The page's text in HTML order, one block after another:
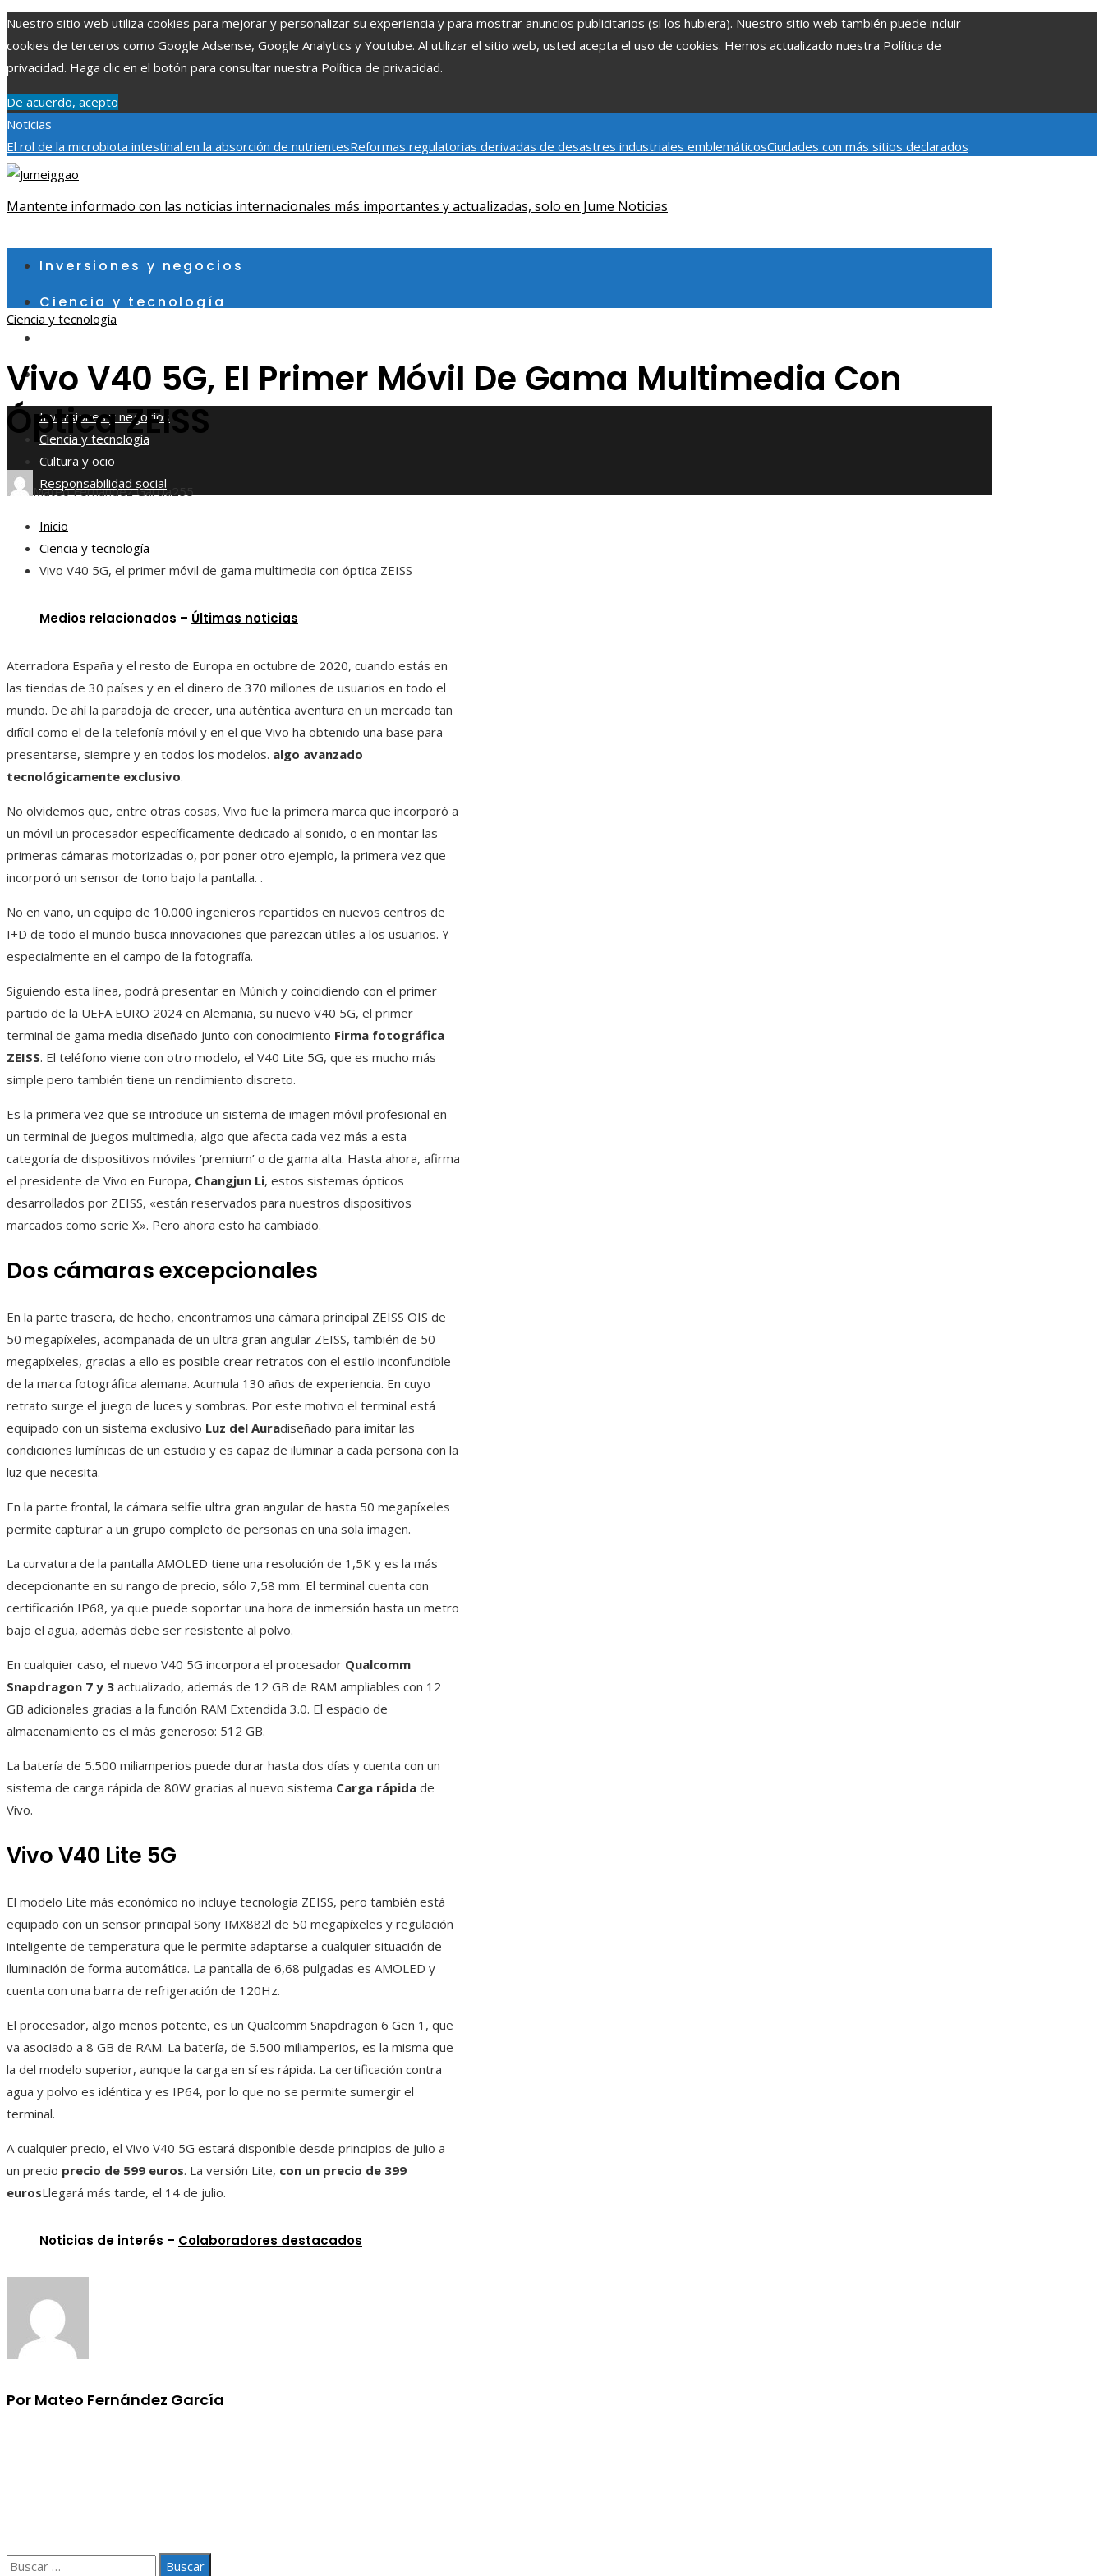
Nuestro sitio web utiliza cookies para mejorar y personalizar su experiencia y para mostrar anuncios publicitarios (si los hubiera). Nuestro sitio web también puede incluir
cookies de terceros como Google Adsense, Google Analytics y Youtube. Al utilizar el sitio web, usted acepta el uso de cookies. Hemos actualizado nuestra Política de
privacidad. Haga clic en el botón para consultar nuestra Política de privacidad.
De acuerdo, acepto
Noticias
El rol de la microbiota intestinal en la absorción de nutrientesReformas regulatorias derivadas de desastres industriales emblemáticosCiudades con más sitios declarados
Patrimonio de la Humanidad y su importancia
sábado, agosto 8
Mantente informado con las noticias internacionales más importantes y actualizadas, solo en Jume Noticias
Inversiones y negocios
Ciencia y tecnología
Responsabilidad social
Inversiones y negocios
Ciencia y tecnología
Cultura y ocio
Responsabilidad social
Ciencia y tecnología
Vivo V40 5G, El Primer Móvil De Gama Multimedia Con
Óptica ZEISS
Mateo Fernández García255
Inicio
Ciencia y tecnología
Vivo V40 5G, el primer móvil de gama multimedia con óptica ZEISS
Medios relacionados – Últimas noticias
Aterradora España y el resto de Europa en octubre de 2020, cuando estás en
las tiendas de 30 países y en el dinero de 370 millones de usuarios en todo el
mundo. De ahí la paradoja de crecer, una auténtica aventura en un mercado tan
difícil como el de la telefonía móvil y en el que Vivo ha obtenido una base para
presentarse, siempre y en todos los modelos. algo avanzado
tecnológicamente exclusivo.
No olvidemos que, entre otras cosas, Vivo fue la primera marca que incorporó a
un móvil un procesador específicamente dedicado al sonido, o en montar las
primeras cámaras motorizadas o, por poner otro ejemplo, la primera vez que
incorporó un sensor de tono bajo la pantalla. .
No en vano, un equipo de 10.000 ingenieros repartidos en nuevos centros de
I+D de todo el mundo busca innovaciones que parezcan útiles a los usuarios. Y
especialmente en el campo de la fotografía.
Siguiendo esta línea, podrá presentar en Múnich y coincidiendo con el primer
partido de la UEFA EURO 2024 en Alemania, su nuevo V40 5G, el primer
terminal de gama media diseñado junto con conocimiento Firma fotográfica
ZEISS. El teléfono viene con otro modelo, el V40 Lite 5G, que es mucho más
simple pero también tiene un rendimiento discreto.
Es la primera vez que se introduce un sistema de imagen móvil profesional en
un terminal de juegos multimedia, algo que afecta cada vez más a esta
categoría de dispositivos móviles ‘premium’ o de gama alta. Hasta ahora, afirma
el presidente de Vivo en Europa, Changjun Li, estos sistemas ópticos
desarrollados por ZEISS, «están reservados para nuestros dispositivos
marcados como serie X». Pero ahora esto ha cambiado.
Dos cámaras excepcionales
En la parte trasera, de hecho, encontramos una cámara principal ZEISS OIS de
50 megapíxeles, acompañada de un ultra gran angular ZEISS, también de 50
megapíxeles, gracias a ello es posible crear retratos con el estilo inconfundible
de la marca fotográfica alemana. Acumula 130 años de experiencia. En cuyo
retrato surge el juego de luces y sombras. Por este motivo el terminal está
equipado con un sistema exclusivo Luz del Auradiseñado para imitar las
condiciones lumínicas de un estudio y es capaz de iluminar a cada persona con la
luz que necesita.
En la parte frontal, la cámara selfie ultra gran angular de hasta 50 megapíxeles
permite capturar a un grupo completo de personas en una sola imagen.
La curvatura de la pantalla AMOLED tiene una resolución de 1,5K y es la más
decepcionante en su rango de precio, sólo 7,58 mm. El terminal cuenta con
certificación IP68, ya que puede soportar una hora de inmersión hasta un metro
bajo el agua, además debe ser resistente al polvo.
En cualquier caso, el nuevo V40 5G incorpora el procesador Qualcomm
Snapdragon 7 y 3 actualizado, además de 12 GB de RAM ampliables con 12
GB adicionales gracias a la función RAM Extendida 3.0. El espacio de
almacenamiento es el más generoso: 512 GB.
La batería de 5.500 miliamperios puede durar hasta dos días y cuenta con un
sistema de carga rápida de 80W gracias al nuevo sistema Carga rápida de
Vivo.
Vivo V40 Lite 5G
El modelo Lite más económico no incluye tecnología ZEISS, pero también está
equipado con un sensor principal Sony IMX882l de 50 megapíxeles y regulación
inteligente de temperatura que le permite adaptarse a cualquier situación de
iluminación de forma automática. La pantalla de 6,68 pulgadas es AMOLED y
cuenta con una barra de refrigeración de 120Hz.
El procesador, algo menos potente, es un Qualcomm Snapdragon 6 Gen 1, que
va asociado a 8 GB de RAM. La batería, de 5.500 miliamperios, es la misma que
la del modelo superior, aunque la carga en sí es rápida. La certificación contra
agua y polvo es idéntica y es IP64, por lo que no se permite sumergir el
terminal.
A cualquier precio, el Vivo V40 5G estará disponible desde principios de julio a
un precio precio de 599 euros. La versión Lite, con un precio de 399
eurosLlegará más tarde, el 14 de julio.
Noticias de interés – Colaboradores destacados
Por Mateo Fernández García
Buscar: